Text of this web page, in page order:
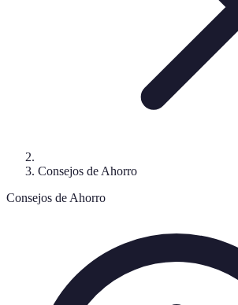
Consejos de Ahorro
Consejos de Ahorro